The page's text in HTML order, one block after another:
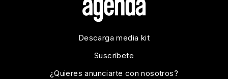
Descarga media kit
Suscríbete
¿Quieres anunciarte con nosotros?